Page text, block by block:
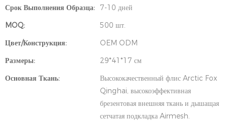
Срок Выполнения Образца:
7-10 дней
MOQ:
500 шт.
Цвет/Конструкция:
OEM ODM
Размеры:
29*41*17 см
Основная Ткань:
Высококачественный флис Arctic Fox
Qinghai, высокоэффективная
брезентовая внешняя ткань и дышащая
сетчатая подкладка Airmesh.